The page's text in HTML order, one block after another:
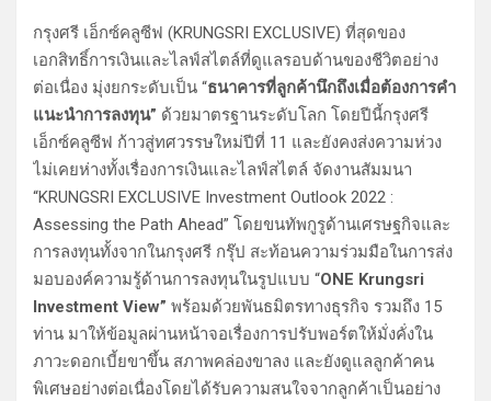
กรุงศรี เอ็กซ์คลูซีฟ (KRUNGSRI EXCLUSIVE) ที่สุดของ
เอกสิทธิ์การเงินและไลฟ์สไตล์ที่ดูแลรอบด้านของชีวิตอย่าง
ต่อเนื่อง มุ่งยกระดับเป็น “ธนาคารที่ลูกค้านึกถึงเมื่อต้องการคำ
แนะนำการลงทุน” ด้วยมาตรฐานระดับโลก โดยปีนี้กรุงศรี
เอ็กซ์คลูซีฟ ก้าวสู่ทศวรรษใหม่ปีที่ 11 และยังคงส่งความห่วง
ไม่เคยห่างทั้งเรื่องการเงินและไลฟ์สไตล์ จัดงานสัมมนา
“KRUNGSRI EXCLUSIVE Investment Outlook 2022 :
Assessing the Path Ahead” โดยขนทัพกูรูด้านเศรษฐกิจและ
การลงทุนทั้งจากในกรุงศรี กรุ๊ป สะท้อนความร่วมมือในการส่ง
มอบองค์ความรู้ด้านการลงทุนในรูปแบบ “ONE Krungsri
Investment View” พร้อมด้วยพันธมิตรทางธุรกิจ รวมถึง 15
ท่าน มาให้ข้อมูลผ่านหน้าจอเรื่องการปรับพอร์ตให้มั่งคั่งใน
ภาวะดอกเบี้ยขาขึ้น สภาพคล่องขาลง และยังดูแลลูกค้าคน
พิเศษอย่างต่อเนื่องโดยได้รับความสนใจจากลูกค้าเป็นอย่าง